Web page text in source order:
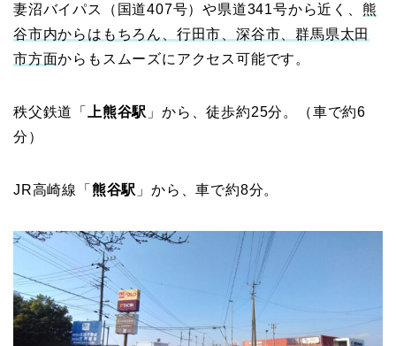
妻沼バイパス（国道407号）や県道341号から近く、 熊
谷市内からはもちろん、行田市、深谷市、群馬県太田
市方面からもスムーズにアクセス可能です。
秩父鉄道「 上熊谷駅 」から、徒歩約25分。（車で約6
分）
JR高崎線「 熊谷駅 」から、車で約8分。